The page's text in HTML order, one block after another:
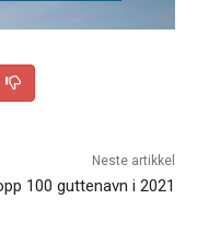
Neste artikkel
100 guttenavn i 2021